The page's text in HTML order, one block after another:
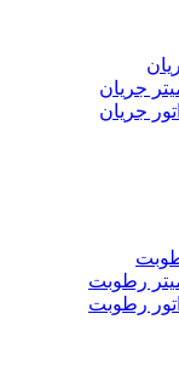
جریان
جریان
رطوبت
رطوبت